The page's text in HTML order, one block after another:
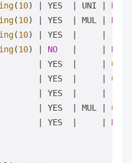
(10) YES UNI
NULL
(10) YES MUL
NULL
(10) YES
(10) NO
NULL
YES
0
YES
0
YES
YES MUL
0
YES
NULL